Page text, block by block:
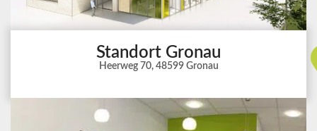
Standort Gronau
Heerweg 70, 48599 Gronau